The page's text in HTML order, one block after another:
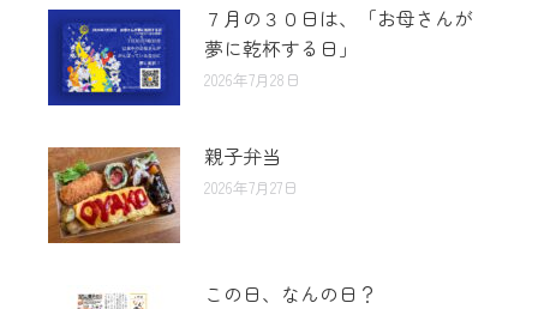
７月の３０日は、「お母さんが
夢に乾杯する日」
2026年7月28日
親子弁当
2026年7月27日
この日、なんの日？